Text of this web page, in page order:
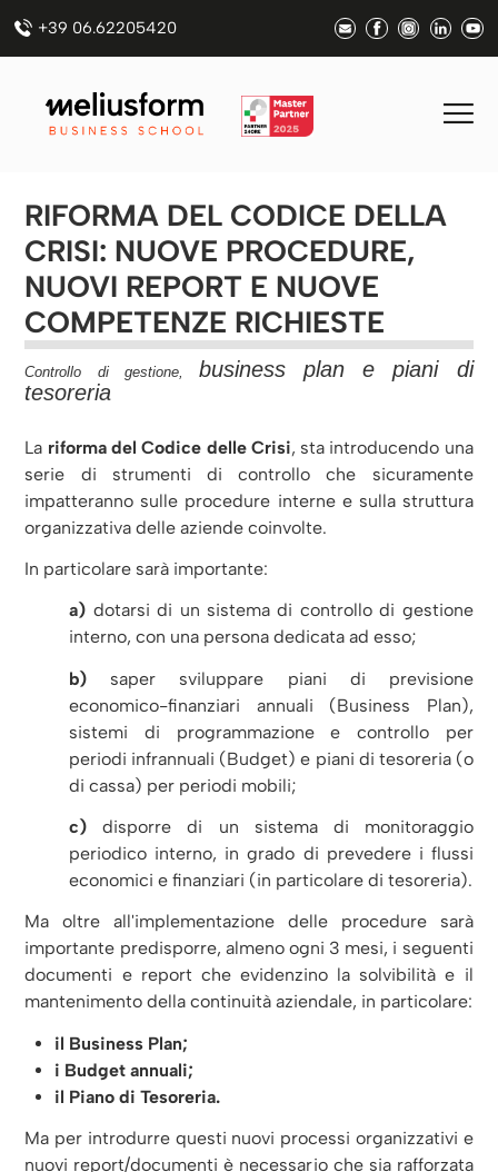
+39 06.62205420
RIFORMA DEL CODICE DELLA
CRISI: NUOVE PROCEDURE,
NUOVI REPORT E NUOVE
COMPETENZE RICHIESTE
Controllo di gestione, business plan e piani di
tesoreria
La riforma del Codice delle Crisi, sta introducendo una
serie di strumenti di controllo che sicuramente
impatteranno sulle procedure interne e sulla struttura
organizzativa delle aziende coinvolte.
In particolare sarà importante:
a) dotarsi di un sistema di controllo di gestione
interno, con una persona dedicata ad esso;
b) saper sviluppare piani di previsione
economico-finanziari annuali (Business Plan),
sistemi di programmazione e controllo per
periodi infrannuali (Budget) e piani di tesoreria (o
di cassa) per periodi mobili;
c) disporre di un sistema di monitoraggio
periodico interno, in grado di prevedere i flussi
economici e finanziari (in particolare di tesoreria).
Ma oltre all'implementazione delle procedure sarà
importante predisporre, almeno ogni 3 mesi, i seguenti
documenti e report che evidenzino la solvibilità e il
mantenimento della continuità aziendale, in particolare:
il Business Plan;
i Budget annuali;
il Piano di Tesoreria.
Ma per introdurre questi nuovi processi organizzativi e
nuovi report/documenti è necessario che sia rafforzata